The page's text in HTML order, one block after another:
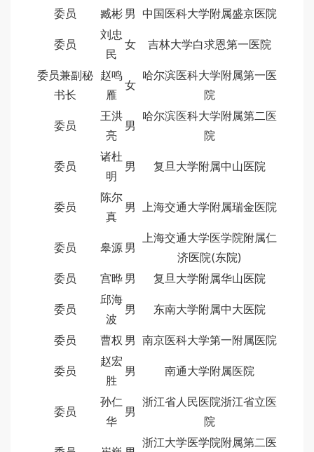
委员
臧彬 男 中国医科大学附属盛京医院
委员
刘忠
民
女 吉林大学白求恩第一医院
委员兼副秘
书长
赵鸣
雁
女
哈尔滨医科大学附属第一医
院
委员
王洪
亮
男
哈尔滨医科大学附属第二医
院
委员
诸杜
明
男 复旦大学附属中山医院
委员
陈尔
真
男 上海交通大学附属瑞金医院
委员 皋源 男
上海交通大学医学院附属仁
济医院(东院)
委员
宫晔 男 复旦大学附属华山医院
委员
邱海
波
男 东南大学附属中大医院
委员 曹权 男 南京医科大学第一附属医院
委员
赵宏
胜
男 南通大学附属医院
委员
孙仁
华
男
浙江省人民医院浙江省立医
院
浙江大学医学院附属第二医